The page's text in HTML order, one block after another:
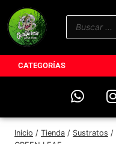
CATEGORÍAS
Inicio / Tienda / Sustratos /